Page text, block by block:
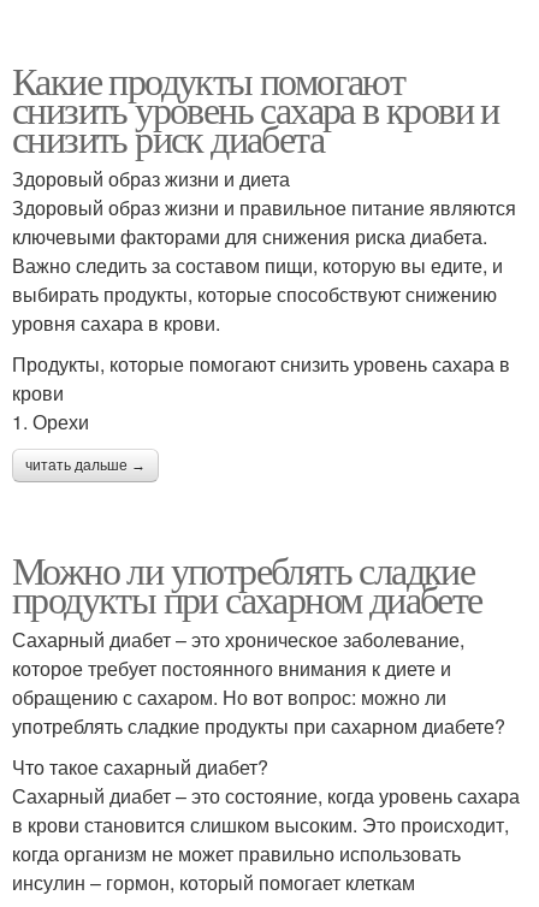
Какие продукты помогают
снизить уровень сахара в крови и
снизить риск диабета
Здоровый образ жизни и диета
Здоровый образ жизни и правильное питание являются
ключевыми факторами для снижения риска диабета.
Важно следить за составом пищи, которую вы едите, и
выбирать продукты, которые способствуют снижению
уровня сахара в крови.
Продукты, которые помогают снизить уровень сахара в
крови
1. Орехи
читать дальше →
Можно ли употреблять сладкие
продукты при сахарном диабете
Сахарный диабет – это хроническое заболевание,
которое требует постоянного внимания к диете и
обращению с сахаром. Но вот вопрос: можно ли
употреблять сладкие продукты при сахарном диабете?
Что такое сахарный диабет?
Сахарный диабет – это состояние, когда уровень сахара
в крови становится слишком высоким. Это происходит,
когда организм не может правильно использовать
инсулин – гормон, который помогает клеткам